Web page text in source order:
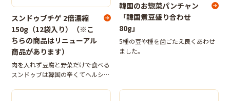
スンドゥブチゲ 2倍濃縮
150g（12袋入り）（※こ
ちらの商品はリニューアル
商品があります）
肉を入れず豆腐と野菜だけで食べる
スンドゥブは韓国の辛くてヘルシー
のスンドゥブチゲの素のレトルトパ
韓国のお惣菜パンチャン
「韓国煮豆盛り合わせ
80g」
5種の豆や種を歯ごたえ良くあわせ
ました。